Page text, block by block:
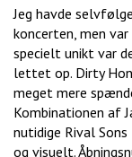
Jeg havde
koncerten, men
specielt unikt var
lettet op. Dirty
meget mere
Kombinationen af
nutidige Rival
og visuelt.